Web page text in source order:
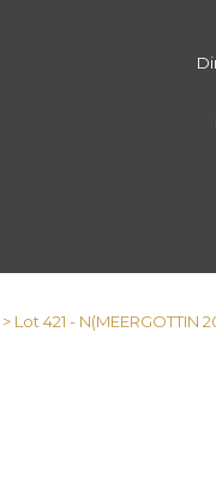
> Lot 421 - N(MEERGOTTIN